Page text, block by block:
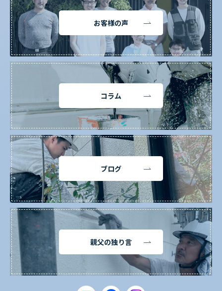
お客様の声
コラム
ブログ
親父の独り言